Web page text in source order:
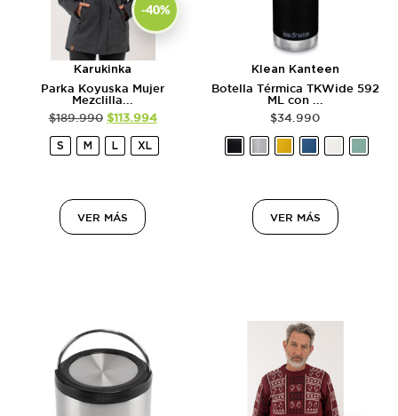
-40%
Karukinka
Parka Koyuska Mujer
Mezclilla...
$189.990 $113.994
S M L XL
VER MÁS
Klean Kanteen
Botella Térmica TKWide 592
ML con ...
$34.990
VER MÁS